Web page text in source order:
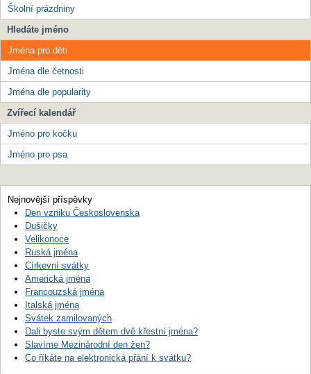
Školní prázdniny
Hledáte jméno
Jména pro děti
Jména dle četnosti
Jména dle popularity
Zvířecí kalendář
Jméno pro kočku
Jméno pro psa
Nejnovější příspěvky
Den vzniku Československa
Dušičky
Velikonoce
Ruská jména
Církevní svátky
Americká jména
Francouzská jména
Italská jména
Svátek zamilovaných
Dali byste svým dětem dvě křestní jména?
Slavíme Mezinárodní den žen?
Co říkáte na elektronická přání k svátku?